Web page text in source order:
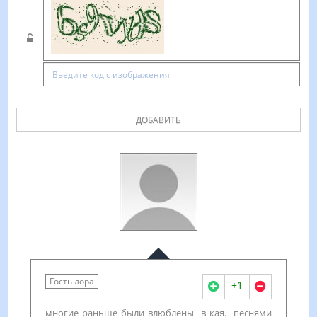
ДОБАВИТЬ
Гость лора +1
многие раньше были влюблены в кая. песнями